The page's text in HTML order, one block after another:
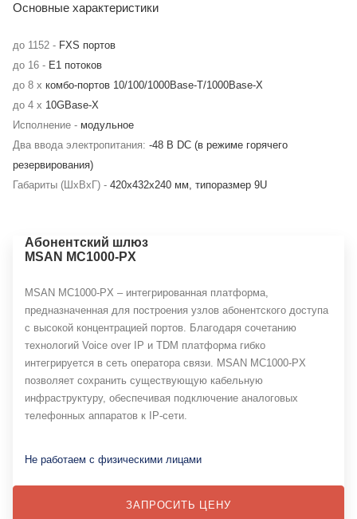
Основные характеристики
до 1152 - FXS портов
до 16 - E1 потоков
до 8 x комбо-портов 10/100/1000Base-T/1000Base-X
до 4 x 10GBase-X
Исполнение - модульное
Два ввода электропитания: -48 В DC (в режиме горячего
резервирования)
Габариты (ШxВxГ) - 420x432x240 мм, типоразмер 9U
Абонентский шлюз
MSAN MC1000-PX
MSAN MC1000-PX – интегрированная платформа,
предназначенная для построения узлов абонентского доступа
с высокой концентрацией портов. Благодаря сочетанию
технологий Voice over IP и TDM платформа гибко
интегрируется в сеть оператора связи. MSAN MC1000-PX
позволяет сохранить существующую кабельную
инфраструктуру, обеспечивая подключение аналоговых
телефонных аппаратов к IP-сети.
Не работаем с физическими лицами
ЗАПРОСИТЬ ЦЕНУ